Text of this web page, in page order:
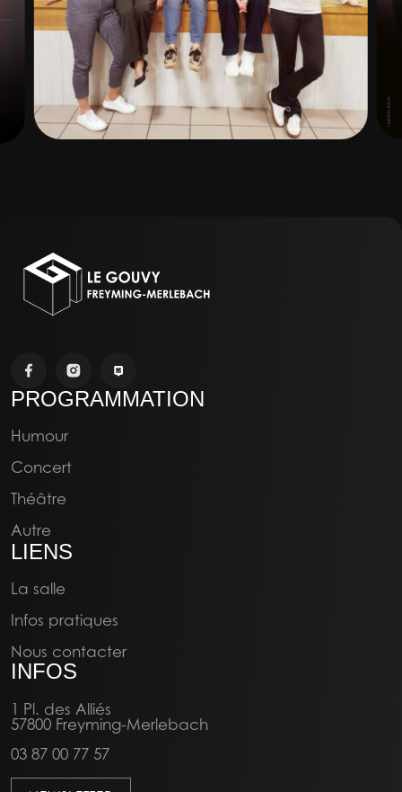
E STRICH DURCH
D'RECHNUNG
PROGRAMMATION
Humour
Concert
Théâtre
Autre
LIENS
La salle
Infos pratiques
Nous contacter
INFOS
1 Pl. des Alliés
57800 Freyming-Merlebach
03 87 00 77 57